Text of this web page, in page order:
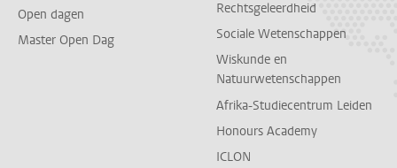
Open dagen
Master Open Dag
Rechtsgeleerdheid
Sociale Wetenschappen
Wiskunde en
Natuurwetenschappen
Afrika-Studiecentrum Leiden
Honours Academy
ICLON